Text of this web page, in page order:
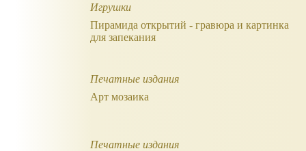
Игрушки
Пирамида открытий - гравюра и картинка
для запекания
Печатные издания
Арт мозаика
Печатные издания